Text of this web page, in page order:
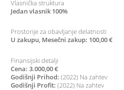
Vlasnička struktura
Jedan vlasnik 100%
Prostorije za obavljanje delatnosti
U zakupu, Mesečni zakup: 100,00 €
Finansijski detalji
Cena: 3.000,00 €
Godišnji Prihod:(2022) Na zahtev
Godišnji Profit:(2022) Na zahtev